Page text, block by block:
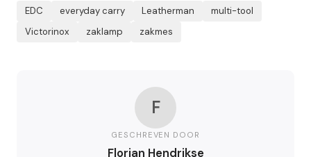
EDC everyday carry Leatherman
multi-tool
Victorinox
zaklamp zakmes
F
GESCHREVEN DOOR
Florian Hendrikse